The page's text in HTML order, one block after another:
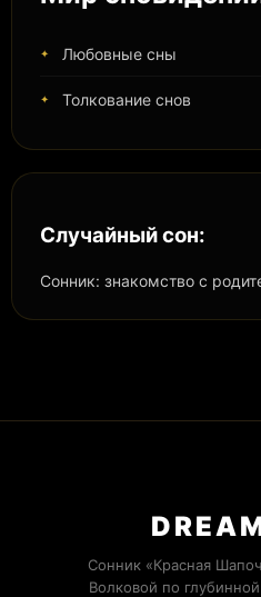
Любовные сны
Толкование снов
Случайный сон:
Сонник: знакомство с
Сонник «Красная
Волковой по